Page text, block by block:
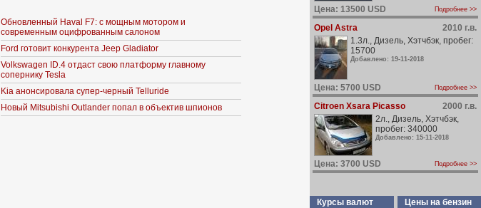
Обновленный Haval F7: с мощным мотором и
современным оцифрованным салоном
Ford готовит конкурента Jeep Gladiator
Volkswagen ID.4 отдаст свою платформу главному
сопернику Tesla
Kia анонсировала супер-черный Telluride
Новый Mitsubishi Outlander попал в объектив шпионов
Цена: 13500 USD Подробнее >>
Opel Astra
2010 г.в.
1.3л., Дизель, Хэтчбэк, пробег:
15700
Добавлено: 19-11-2018
Цена: 5700 USD Подробнее >>
Citroen Xsara Picasso
2000 г.в.
2л., Дизель, Хэтчбэк,
пробег: 340000
Добавлено: 15-11-2018
Цена: 3700 USD Подробнее >>
Курсы валют
Цены на бензин